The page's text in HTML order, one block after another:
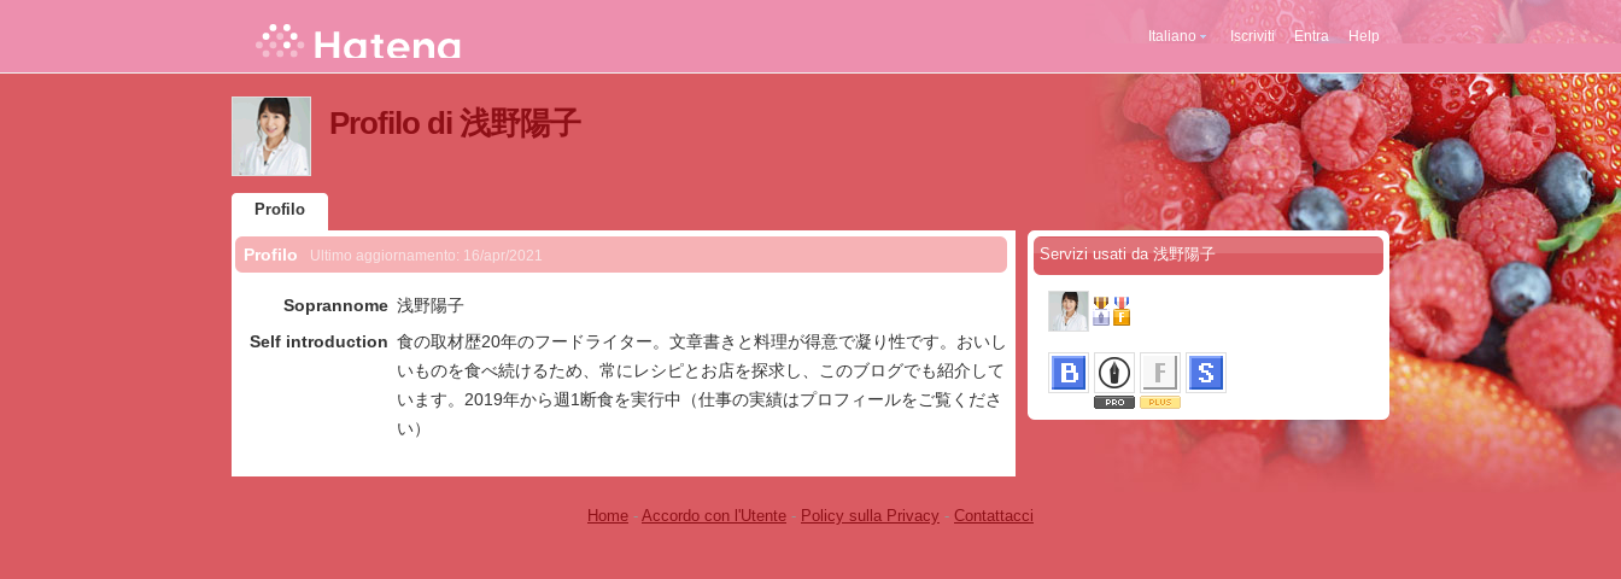
Italiano Iscriviti Entra Help
Profilo di 浅野陽子
Profilo
Profilo Ultimo aggiornamento: 16/apr/2021
Soprannome 浅野陽子
Self introduction 食の取材歴20年のフードライター。文章書きと料理が得意で凝り性です。おいし
いものを食べ続けるため、常にレシピとお店を探求し、このブログでも紹介して
います。2019年から週1断食を実行中（仕事の実績はプロフィールをご覧くださ
い）
Servizi usati da 浅野陽子
Home - Accordo con l'Utente - Policy sulla Privacy - Contattacci